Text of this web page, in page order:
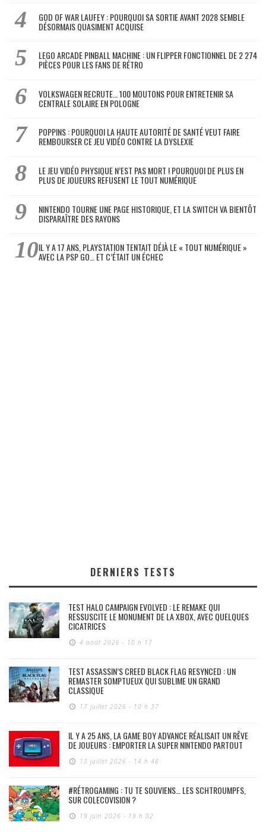
GOD OF WAR LAUFEY : POURQUOI SA SORTIE AVANT 2028 SEMBLE
DÉSORMAIS QUASIMENT ACQUISE
LEGO ARCADE PINBALL MACHINE : UN FLIPPER FONCTIONNEL DE 2 274
PIÈCES POUR LES FANS DE RÉTRO
VOLKSWAGEN RECRUTE… 100 MOUTONS POUR ENTRETENIR SA
CENTRALE SOLAIRE EN POLOGNE
POPPINS : POURQUOI LA HAUTE AUTORITÉ DE SANTÉ VEUT FAIRE
REMBOURSER CE JEU VIDÉO CONTRE LA DYSLEXIE
LE JEU VIDÉO PHYSIQUE N’EST PAS MORT ! POURQUOI DE PLUS EN
PLUS DE JOUEURS REFUSENT LE TOUT NUMÉRIQUE
NINTENDO TOURNE UNE PAGE HISTORIQUE, ET LA SWITCH VA BIENTÔT
DISPARAÎTRE DES RAYONS
IL Y A 17 ANS, PLAYSTATION TENTAIT DÉJÀ LE « TOUT NUMÉRIQUE »
AVEC LA PSP GO… ET C’ÉTAIT UN ÉCHEC
DERNIERS TESTS
TEST HALO CAMPAIGN EVOLVED : LE REMAKE QUI
RESSUSCITE LE MONUMENT DE LA XBOX, AVEC QUELQUES
CICATRICES
4 août 2026 - 10 h 17
TEST ASSASSIN’S CREED BLACK FLAG RESYNCED : UN
REMASTER SOMPTUEUX QUI SUBLIME UN GRAND
CLASSIQUE
17 juillet 2026 - 10 h 37
IL Y A 25 ANS, LA GAME BOY ADVANCE RÉALISAIT UN RÊVE
DE JOUEURS : EMPORTER LA SUPER NINTENDO PARTOUT
13 juillet 2026 - 14 h 48
#RÉTROGAMING : TU TE SOUVIENS… LES SCHTROUMPFS,
SUR COLECOVISION ?
19 juin 2026 - 19 h 02